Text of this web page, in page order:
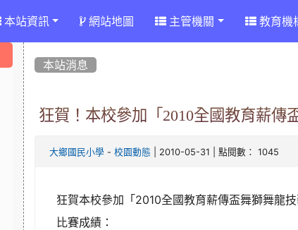
本站資訊 網站地圖 主管機關 教育機
本站消息
狂賀！本校參加「2010全國教育薪傳
大鄉國民小學 -校園動態 | 2010-05-31 | 點閱數： 1045
狂賀本校參加「2010全國教育薪傳盃舞獅舞龍
比賽成績：